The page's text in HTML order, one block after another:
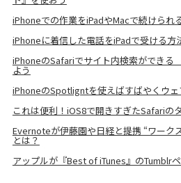
iPhoneでの作業をiPadやMacで続けられ
iPhoneに着信した電話をiPadで受ける方
iPhoneのSafariでサイト内検索ができる
よう
iPhoneのSpotligntを使えばすばやくウェ
これは便利！iOS8で開きすぎたSafariの
Evernoteが伊藤園や日経と提携 “ワーク
とは？
アップルが『Best of iTunes』のTumblr